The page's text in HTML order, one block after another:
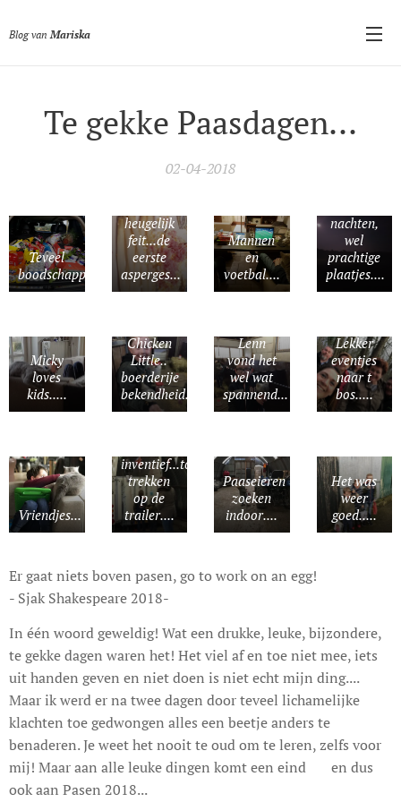
Blog van Mariska
Te gekke Paasdagen...
02-04-2018
Teveel
boodschappen...uiteraard..
heugelijk
feit...de
eerste
asperges...
Mannen
en
voetbal....
nachten,
wel
prachtige
plaatjes....
Micky
loves
kids.....
Chicken
Little..
boerderije
bekendheid...
Lenn
vond het
wel wat
spannend...
Lekker
eventjes
naar t
bos.....
Vriendjes...
inventief...touwtje
trekken
op de
trailer....
Paaseieren
zoeken
indoor....
Het was
weer
goed.....
Er gaat niets boven pasen, go to work on an egg!
- Sjak Shakespeare 2018-
In één woord geweldig! Wat een drukke, leuke, bijzondere,
te gekke dagen waren het! Het viel af en toe niet mee, iets
uit handen geven en niet doen is niet echt mijn ding....
Maar ik werd er na twee dagen door teveel lichamelijke
klachten toe gedwongen alles een beetje anders te
benaderen. Je weet het nooit te oud om te leren, zelfs voor
mij! Maar aan alle leuke dingen komt een eind 😊 en dus
ook aan Pasen 2018...